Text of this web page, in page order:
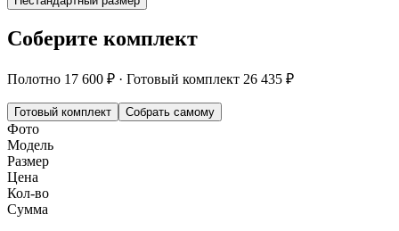
Соберите комплект
Полотно 17 600 ₽ · Готовый комплект 26 435 ₽
Готовый комплект Собрать самому
Фото
Модель
Размер
Цена
Кол-во
Сумма